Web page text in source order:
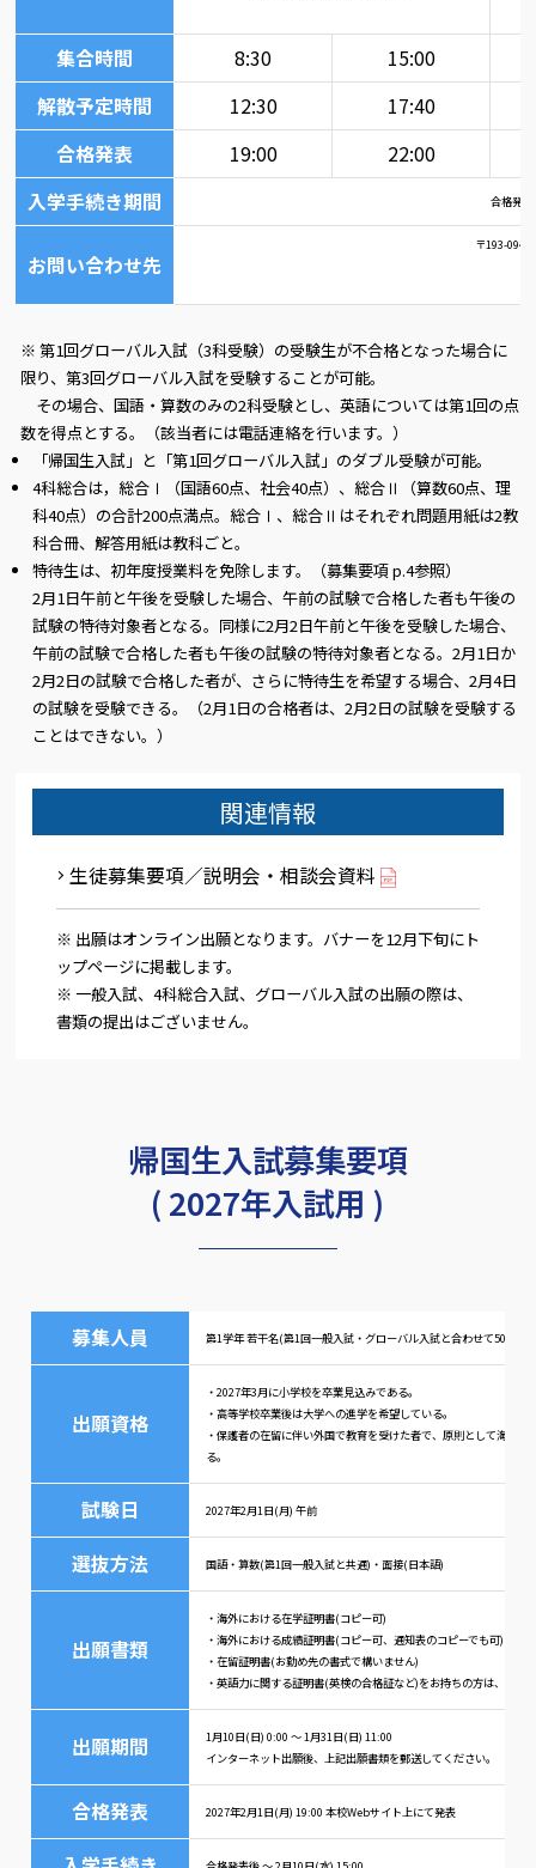
集合時間 8:30
15:00
解散予定時間
12:30
17:40
合格発表
19:00
22:00
入学手続き期間
合格発
お問い合わせ先
〒193-
※ 第1回グローバル入試（3科受験）の受験生が不合格となった場合に
限り、第3回グローバル入試を受験することが可能。
その場合、国語・算数のみの2科受験とし、英語については第1回の点
数を得点とする。（該当者には電話連絡を行います。）
「帰国生入試」と「第1回グローバル入試」のダブル受験が可能。
4科総合は，総合Ⅰ（国語60点、社会40点）、総合Ⅱ（算数60点、理
科40点）の合計200点満点。総合Ⅰ、総合Ⅱはそれぞれ問題用紙は2教
科合冊、解答用紙は教科ごと。
特待生は、初年度授業料を免除します。（募集要項 p.4参照）
2月1日午前と午後を受験した場合、午前の試験で合格した者も午後の
試験の特待対象者となる。同様に2月2日午前と午後を受験した場合、
午前の試験で合格した者も午後の試験の特待対象者となる。2月1日か
2月2日の試験で合格した者が、さらに特待生を希望する場合、2月4日
の試験を受験できる。（2月1日の合格者は、2月2日の試験を受験する
ことはできない。）
関連情報
生徒募集要項／説明会・相談会資料
※ 出願はオンライン出願となります。バナーを12月下旬にト
ップページに掲載します。
※ 一般入試、4科総合入試、グローバル入試の出願の際は、
書類の提出はございません。
帰国生入試募集要項
( 2027年入試用 )
募集人員 第1学年 若干名(第1回一般入試・グローバル入試と合わせて50名)
出願資格
・2027年3月に小学校を卒業見込みである。
・高等学校卒業後は大学への進学を希望している。
・保護者の在留に伴い外国で教育を受けた者で、原則として海外
る。
試験日 2027年2月1日(月) 午前
選抜方法 国語・算数(第1回一般入試と共通)・面接(日本語)
出願書類
・海外における在学証明書(コピー可)
・海外における成績証明書(コピー可、通知表のコピーでも可)
・在留証明書(お勤め先の書式で構いません)
・英語力に関する証明書(英検の合格証など)をお持ちの方は、その
出願期間
1月10日(日) 0:00 ～ 1月31日(日) 11:00
インターネット出願後、上記出願書類を郵送してください。
合格発表 2027年2月1日(月) 19:00 本校Webサイト上にて発表